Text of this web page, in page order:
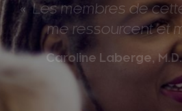
Les membres de
me ressourcent et
Caroline Laberge,